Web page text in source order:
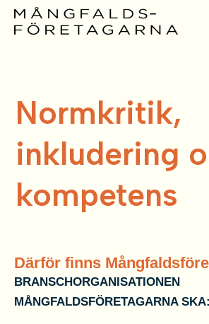
Hoppa
Normkritik,
inkludering
kompetens
Därför finns
BRANSCHORGANISATIONEN
MÅNGFALDSFÖRETAGARNA SKA: